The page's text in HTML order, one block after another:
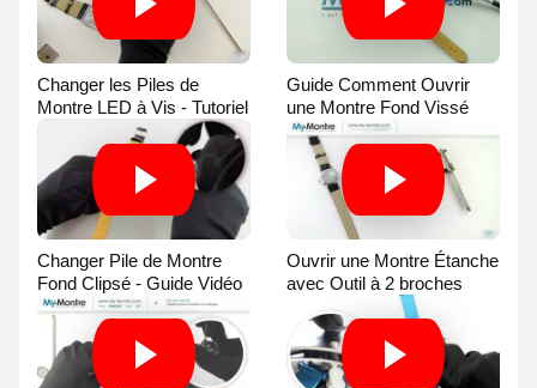
Changer les Piles de
Montre LED à Vis - Tutoriel
Vidéo
Guide Comment Ouvrir
une Montre Fond Vissé
avec une Balle
Changer Pile de Montre
Fond Clipsé - Guide Vidéo
Ouvrir une Montre Étanche
avec Outil à 2 broches